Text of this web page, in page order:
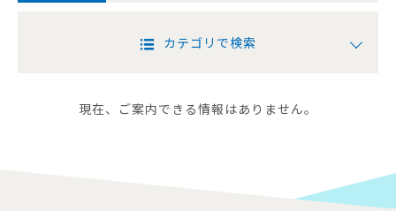
カテゴリで検索
現在、ご案内できる情報はありません。